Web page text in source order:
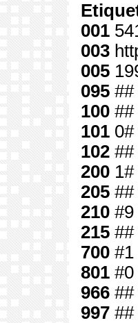
001
003
005
095 ##
100 ##
101 0#
102 ##
200 1#
205 ##
210 #9
215 ##
700 #1
801 #0
966 ##
997 ##